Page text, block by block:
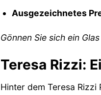
Ausgezeichnetes
Gönnen Sie sich ein
Teresa Rizzi:
Hinter dem Teresa